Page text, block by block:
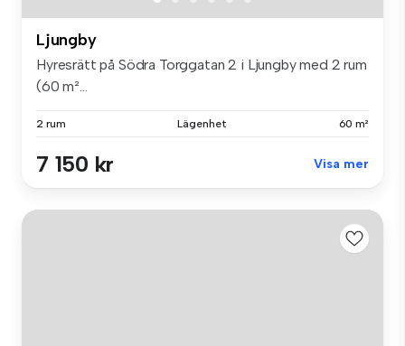
Ljungby
Hyresrätt på Södra Torggatan 2 i Ljungby med 2 rum
(60 m²...
2 rum Lägenhet 60 m²
7 150 kr Visa mer